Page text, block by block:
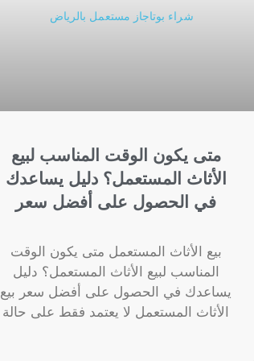
متى يكون الوقت المناسب لبيع
الأثاث المستعمل؟ دليل يساعدك
في الحصول على أفضل سعر
بيع الأثاث المستعمل متى يكون الوقت
المناسب لبيع الأثاث المستعمل؟ دليل
يساعدك في الحصول على أفضل سعر بيع
الأثاث المستعمل لا يعتمد فقط على حالة